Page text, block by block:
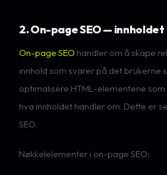
2. On-page SEO — innholdet
On-page SEO handler om å skape
innhold som svarer på det brukerne
optimalisere HTML-elementene
hva innholdet handler om. Dette er
SEO.
Nøkkelelementer i on-page SEO: